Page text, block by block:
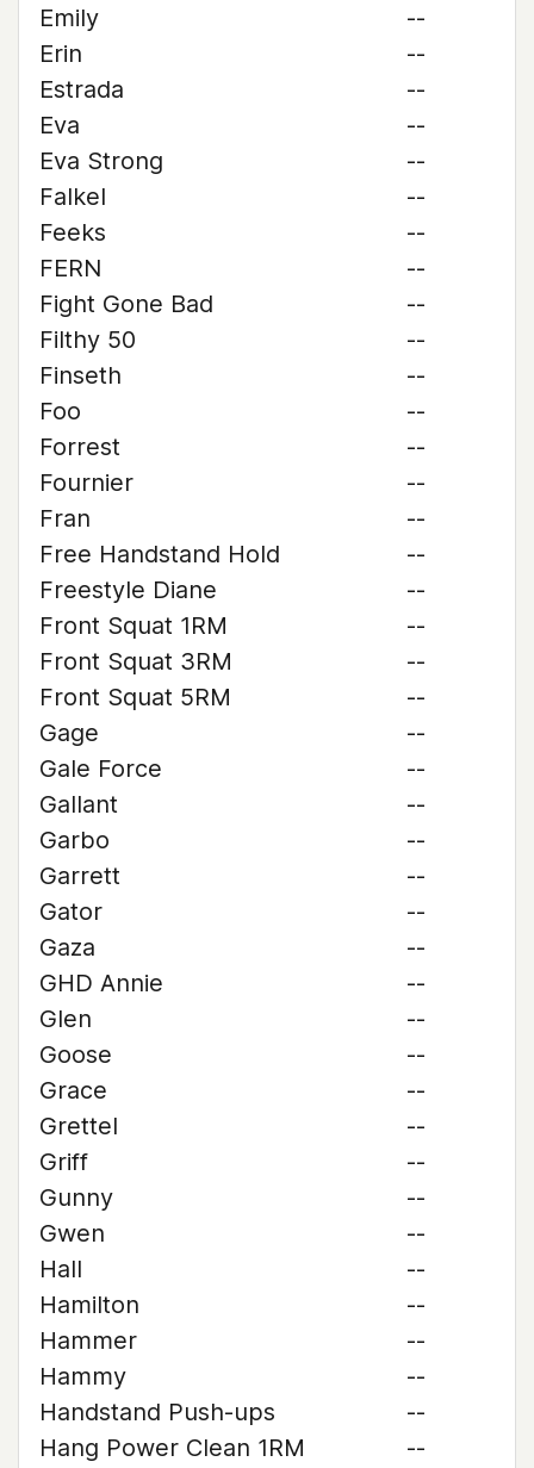
Emily
--
Erin
--
Estrada
--
Eva
--
Eva Strong
--
Falkel
--
Feeks
--
FERN
--
Fight Gone Bad
--
Filthy 50
--
Finseth
--
Foo
--
Forrest
--
Fournier
--
Fran
--
Free Handstand Hold
--
Freestyle Diane
--
Front Squat 1RM
--
Front Squat 3RM
--
Front Squat 5RM
--
Gage
--
Gale Force
--
Gallant
--
Garbo
--
Garrett
--
Gator
--
Gaza
--
GHD Annie
--
Glen
--
Goose
--
Grace
--
Grettel
--
Griff
--
Gunny
--
Gwen
--
Hall
--
Hamilton
--
Hammer
--
Hammy
--
Handstand Push-ups
--
Hang Power Clean 1RM
--